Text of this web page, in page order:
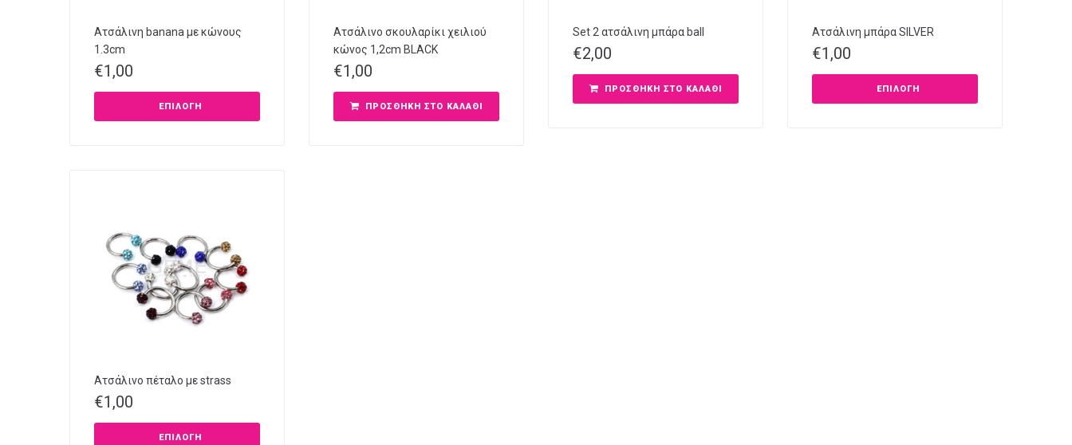
Ατσάλινη banana με κώνους
1.3cm
€1,00
ΕΠΙΛΟΓΉ
Ατσάλινο σκουλαρίκι χειλιού
κώνος 1,2cm BLACK
€1,00
ΠΡΟΣΘΉΚΗ ΣΤΟ ΚΑΛΆΘΙ
Set 2 ατσάλινη μπάρα ball
€2,00
ΠΡΟΣΘΉΚΗ ΣΤΟ ΚΑΛΆΘΙ
Ατσάλινη μπάρα SILVER
€1,00
ΕΠΙΛΟΓΉ
Ατσάλινο πέταλο με strass
€1,00
ΕΠΙΛΟΓΉ